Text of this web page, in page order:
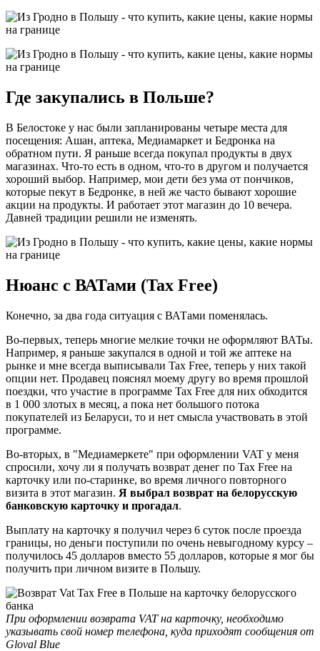
Где закупались в Польше?
В Белостоке у нас были запланированы четыре места для
посещения: Ашан, аптека, Медиамаркет и Бедронка на
обратном пути. Я раньше всегда покупал продукты в двух
магазинах. Что-то есть в одном, что-то в другом и получается
хороший выбор. Например, мои дети без ума от пончиков,
которые пекут в Бедронке, в ней же часто бывают хорошие
акции на продукты. И работает этот магазин до 10 вечера.
Давней традиции решили не изменять.
Нюанс с ВАТами (Tax Free)
Конечно, за два года ситуация с ВАТами поменялась.
Во-первых, теперь многие мелкие точки не оформляют ВАТы.
Например, я раньше закупался в одной и той же аптеке на
рынке и мне всегда выписывали Tax Free, теперь у них такой
опции нет. Продавец пояснял моему другу во время прошлой
поездки, что участие в программе Tax Free для них обходится
в 1 000 злотых в месяц, а пока нет большого потока
покупателей из Беларуси, то и нет смысла участвовать в этой
программе.
Во-вторых, в "Медиамеркете" при оформлении VAT у меня
спросили, хочу ли я получать возврат денег по Tax Free на
карточку или по-старинке, во время личного повторного
визита в этот магазин. Я выбрал возврат на белорусскую
банковскую карточку и прогадал.
Выплату на карточку я получил через 6 суток после проезда
границы, но деньги поступили по очень невыгодному курсу –
получилось 45 долларов вместо 55 долларов, которые я мог бы
получить при личном визите в Польшу.
При оформлении возврата VAT на карточку, необходимо
указывать свой номер телефона, куда приходят сообщения от
Gloval Blue